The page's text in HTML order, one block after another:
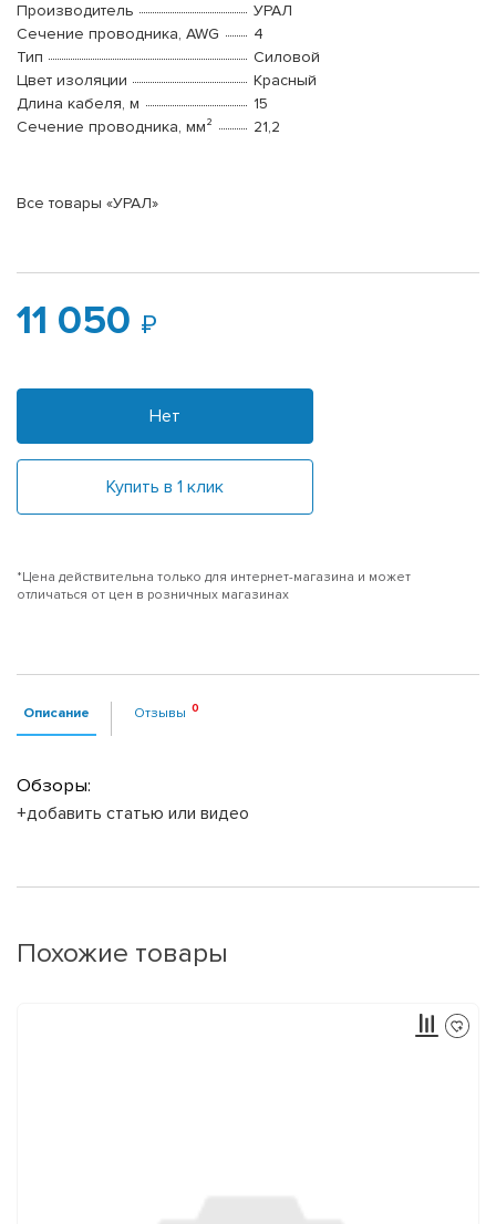
Производитель
УРАЛ
Сечение проводника, AWG
4
Тип
Силовой
Цвет изоляции
Красный
Длина кабеля, м
15
Сечение проводника, мм²
21,2
Все товары «УРАЛ»
11 050
Нет
Купить в 1 клик
*Цена действительна только для интернет-магазина и может
отличаться от цен в розничных магазинах
Описание Отзывы
Обзоры:
+добавить статью или видео
Похожие товары